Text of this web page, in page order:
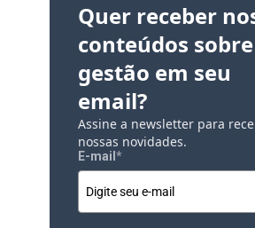
Quer receber
conteúdos sobre
gestão em seu
email?
Assine a newsletter para
nossas novidades.
E-mail *